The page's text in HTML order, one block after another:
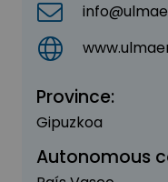
Province:
Gipuzkoa
Autonomous